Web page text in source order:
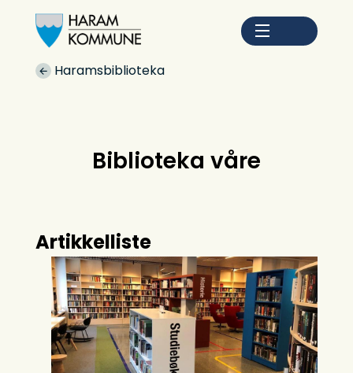
Du er her:
Haramsbiblioteka
Biblioteka våre
Artikkelliste